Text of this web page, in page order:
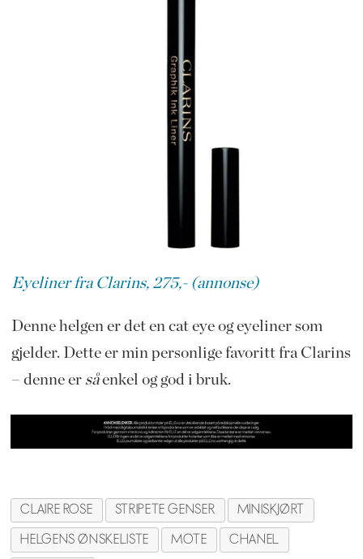
Eyeliner fra Clarins, 275,- (annonse)
Denne helgen er det en cat eye og eyeliner som
gjelder. Dette er min personlige favoritt fra Clarins
– denne er såenkel og god i bruk.
CLAIRE ROSE STRIPETE GENSER
MINISKJØRT
HELGENS ØNSKELISTE
MOTE
CHANEL